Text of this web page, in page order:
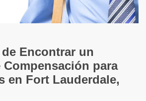
Encontrar un
para
en Fort Lauderdale,